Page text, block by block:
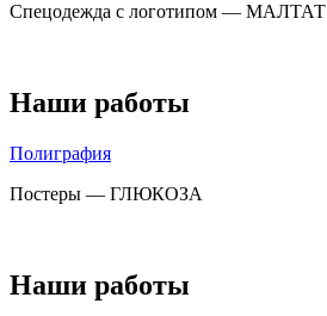
Спецодежда с логотипом — МАЛТАТ
Наши работы
Полиграфия
Постеры — ГЛЮКОЗА
Наши работы